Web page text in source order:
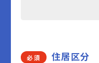
必須
住居区分